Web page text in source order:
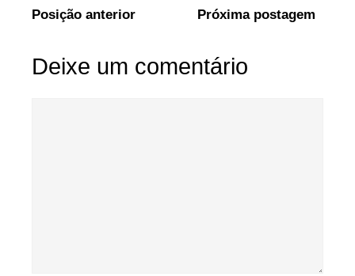
Posição anterior Próxima postagem
Deixe um comentário